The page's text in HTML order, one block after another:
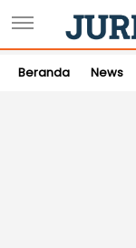
Beranda News